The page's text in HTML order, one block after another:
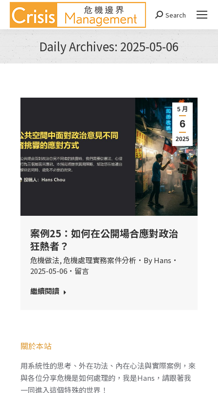
Search:
Search
Daily Archives: 2025-05-06
You are here:
5 月
6
2025
案例25：如何在公開場合應對政治
狂熱者？
危機做法,危機處理實務案件分析 ByHans
2025-05-06
留言
繼續閱讀
關於本站
用系統性的思考、外在功法、內在心法與實際案例，來
與各位分享危機是如何處理的，我是Hans，請跟著我
一同進入這個特殊的世界！